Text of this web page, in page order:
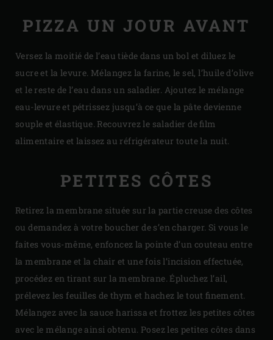
PIZZA UN JOUR AVANT
Versez la moitié de l’eau tiède dans un bol et diluez le
sucre et la levure. Mélangez la farine, le sel, l’huile d’olive
et le reste de l’eau dans un saladier. Ajoutez le mélange
eau-levure et pétrissez jusqu’à ce que la pâte devienne
souple et élastique. Recouvrez le saladier de film
alimentaire et laissez au réfrigérateur toute la nuit.
PETITES CÔTES
Retirez la membrane située sur la partie creuse des côtes
ou demandez à votre boucher de s’en charger. Si vous le
faites vous-même, enfoncez la pointe d’un couteau entre
la membrane et la chair et une fois l’incision effectuée,
procédez en tirant sur la membrane. Épluchez l’ail,
prélevez les feuilles de thym et hachez le tout finement.
Mélangez avec la sauce harissa et frottez les petites côtes
avec le mélange ainsi obtenu. Posez les petites côtes dans